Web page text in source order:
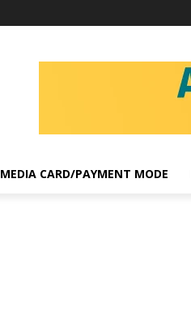
MEDIA CARD/PAYMENT MODE